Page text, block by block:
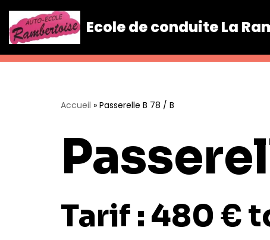
Aller
au
contenu
Ecole de conduite La
Accueil » Passerelle B 78 / B
Tarif : 480 €